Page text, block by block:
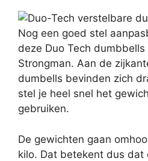
Nog een goed stel
deze Duo Tech
Strongman. Aan de
dumbells bevinden zich
stel je heel snel het
gebruiken.
De gewichten gaan
kilo. Dat betekent dus